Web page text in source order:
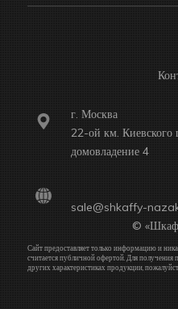
г. Москва
22-ой км. Киевского
домовладение 4
sale@shkaffy-
©
Сайт предоставляет только информацию и
считается публичной офертой. Для
других характеристиках продукции,